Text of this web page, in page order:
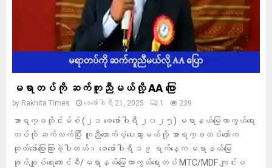
မရာတပ်ကို ဆက်ကူညီမယ်လို့ AA ပြော
by Rakhita Times ဖေ‌ဖော်ဝါရီ 21, 2025 1 239
အာရက္ခတိုင်းမ်စ် (၂၁ ဖေဖော်ဝါရီ ၂၀၂၅) မရာနယ်မြေကာကွယ်ရေး
တပ်ကို ဆက်လက်ပြီး ကူညီထောက်ပံ့ပေးသွားမယ်လို့ အာရက္ခတပ်တော်က
ထုတ်ဖော်ပြောကြားခဲ့ပါတယ်။ ဖေဖော်ဝါရီ ၁၉ ရက်နေ့က မရာနယ်မြေ
အုပ်ချုပ်ရေးကောင်စီ/မရာနယ်မြေကာကွယ်ရေးတပ် MTC/MDF ကျင်းပ